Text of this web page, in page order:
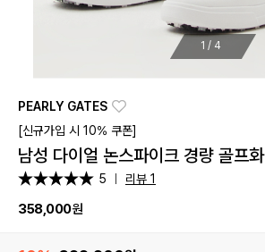
1 / 4
PEARLY GATES
[신규가입 시 10% 쿠폰]
남성 다이얼 논스파이크 경량 골프화
5 리뷰 1
358,000원